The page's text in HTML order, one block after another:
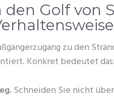
Golf von
zu den
Konkret bedeutet das:
Schneiden Sie nicht